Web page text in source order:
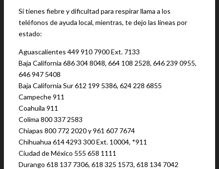
Si tienes fiebre y dificultad para respirar llama a los
teléfonos de ayuda local, mientras, te dejo las líneas por
estado:
Aguascalientes 449 910 7900 Ext. 7133
Baja California 686 304 8048, 664 108 2528, 646 239 0955,
646 947 5408
Baja California Sur 612 199 5386, 624 228 6855
Campeche 911
Coahuila 911
Colima 800 337 2583
Chiapas 800 772 2020 y 961 607 7674
Chihuahua 614 4293 300 Ext. 10004, *911
Ciudad de México 555 658 1111
Durango 618 137 7306, 618 325 1573, 618 134 7042